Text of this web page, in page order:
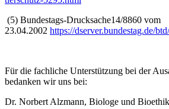
(5) Bundestags-Drucksache14/8860 vom
23.04.2002 https://dserver.bundestag.de/
Für die fachliche Unterstützung bei der
bedanken wir uns bei:
Dr. Norbert Alzmann, Biologe und